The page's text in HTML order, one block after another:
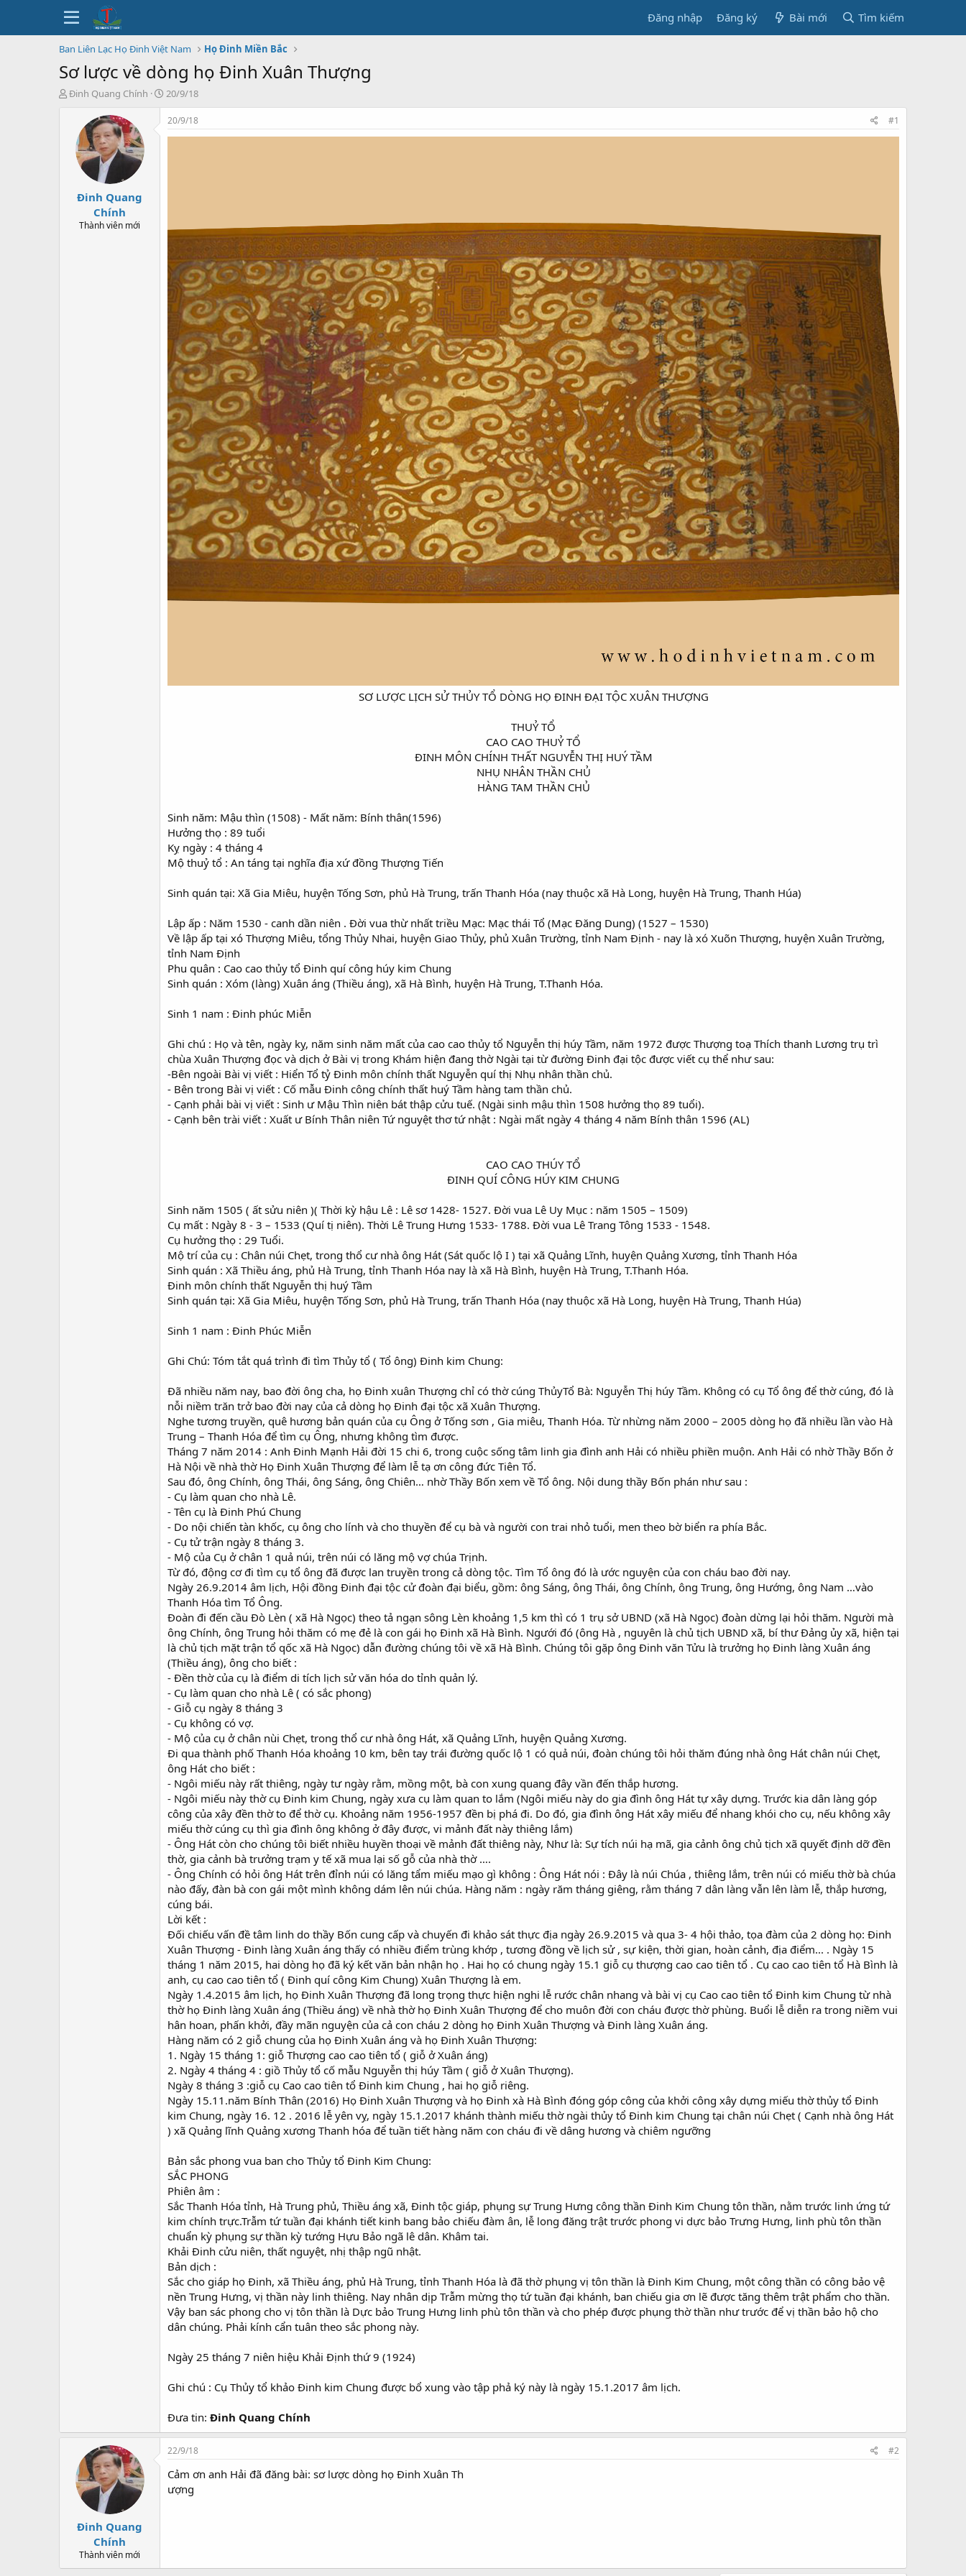
Đăng nhập Đăng ký Bài mới Tìm kiếm
Ban Liên Lạc Họ Đinh Việt Nam Họ Đinh Miền Bắc
Sơ lược về dòng họ Đinh Xuân Thượng
T
Đinh Quang Chính
N
g
à
20/9/18
Đinh Quang
Chính
Thành viên mới
20/9/18 #1
SƠ LƯỢC LỊCH SỬ THỦY TỔ DÒNG HỌ ĐINH ĐẠI TỘC XUÂN THƯỢNG​
THUỶ TỔ​
CAO CAO THUỶ TỔ​
ĐINH MÔN CHÍNH THẤT NGUYỄN THỊ HUÝ TẦM​
NHỤ NHÂN THẦN CHỦ​
HÀNG TAM THẦN CHỦ​
Sinh năm: Mậu thìn (1508) - Mất năm: Bính thân(1596)
Hưởng thọ : 89 tuổi
Kỵ ngày : 4 tháng 4
Mộ thuỷ tổ : An táng tại nghĩa địa xứ đồng Thượng Tiến
Sinh quán tại: Xã Gia Miêu, huyện Tống Sơn, phủ Hà Trung, trấn Thanh Hóa (nay thuộc xã Hà Long, huyện Hà Trung, Thanh Húa)
Lập ấp : Năm 1530 - canh dần niên . Đời vua thừ nhất triều Mạc: Mạc thái Tổ (Mạc Đăng Dung) (1527 – 1530)
Về lập ấp tại xó Thượng Miêu, tổng Thủy Nhai, huyện Giao Thủy, phủ Xuân Trường, tỉnh Nam Định - nay là xó Xuõn Thượng, huyện Xuân Trường,
tỉnh Nam Định
Phu quân : Cao cao thủy tổ Đinh quí công húy kim Chung
Sinh quán : Xóm (làng) Xuân áng (Thiều áng), xã Hà Bình, huyện Hà Trung, T.Thanh Hóa.
Sinh 1 nam : Đinh phúc Miễn
Ghi chú : Họ và tên, ngày kỵ, năm sinh năm mất của cao cao thủy tổ Nguyễn thị húy Tầm, năm 1972 được Thượng toạ Thích thanh Lương trụ trì
chùa Xuân Thượng đọc và dịch ở Bài vị trong Khám hiện đang thờ Ngài tại từ đường Đinh đại tộc được viết cụ thể như sau:
-Bên ngoài Bài vị viết : Hiển Tổ tỷ Đinh môn chính thất Nguyễn quí thị Nhụ nhân thần chủ.
- Bên trong Bài vị viết : Cố mẫu Đinh công chính thất huý Tầm hàng tam thần chủ.
- Cạnh phải bài vị viết : Sinh ư Mậu Thìn niên bát thập cửu tuế. (Ngài sinh mậu thìn 1508 hưởng thọ 89 tuổi).
- Cạnh bên trài viết : Xuất ư Bính Thân niên Tứ nguyệt thơ tứ nhật : Ngài mất ngày 4 tháng 4 năm Bính thân 1596 (AL)
CAO CAO THÚY TỔ​
ĐINH QUÍ CÔNG HÚY KIM CHUNG​
Sinh năm 1505 ( ất sửu niên )( Thời kỳ hậu Lê : Lê sơ 1428- 1527. Đời vua Lê Uy Mục : năm 1505 – 1509)
Cụ mất : Ngày 8 - 3 – 1533 (Quí tị niên). Thời Lê Trung Hưng 1533- 1788. Đời vua Lê Trang Tông 1533 - 1548.
Cụ hưởng thọ : 29 Tuổi.
Mộ trí của cụ : Chân núi Chẹt, trong thổ cư nhà ông Hát (Sát quốc lộ I ) tại xã Quảng Lĩnh, huyện Quảng Xương, tỉnh Thanh Hóa
Sinh quán : Xã Thiều áng, phủ Hà Trung, tỉnh Thanh Hóa nay là xã Hà Bình, huyện Hà Trung, T.Thanh Hóa.
Đinh môn chính thất Nguyễn thị huý Tầm
Sinh quán tại: Xã Gia Miêu, huyện Tống Sơn, phủ Hà Trung, trấn Thanh Hóa (nay thuộc xã Hà Long, huyện Hà Trung, Thanh Húa)
Sinh 1 nam : Đinh Phúc Miễn
Ghi Chú: Tóm tắt quá trình đi tìm Thủy tổ ( Tổ ông) Đinh kim Chung:
Đã nhiều năm nay, bao đời ông cha, họ Đinh xuân Thượng chỉ có thờ cúng ThủyTổ Bà: Nguyễn Thị húy Tầm. Không có cụ Tổ ông để thờ cúng, đó là
nỗi niềm trăn trở bao đời nay của cả dòng họ Đinh đại tộc xã Xuân Thượng.
Nghe tương truyền, quê hương bản quán của cụ Ông ở Tống sơn , Gia miêu, Thanh Hóa. Từ nhừng năm 2000 – 2005 dòng họ đã nhiều lần vào Hà
Trung – Thanh Hóa để tìm cụ Ông, nhưng không tìm được.
Tháng 7 năm 2014 : Anh Đinh Mạnh Hải đời 15 chi 6, trong cuộc sống tâm linh gia đình anh Hải có nhiều phiền muộn. Anh Hải có nhờ Thầy Bốn ở
Hà Nội về nhà thờ Họ Đinh Xuân Thượng để làm lễ tạ ơn công đức Tiên Tổ.
Sau đó, ông Chính, ông Thái, ông Sáng, ông Chiên… nhờ Thầy Bốn xem về Tổ ông. Nội dung thầy Bốn phán như sau :
- Cụ làm quan cho nhà Lê.
- Tên cụ là Đinh Phú Chung
- Do nội chiến tàn khốc, cụ ông cho lính và cho thuyền để cụ bà và người con trai nhỏ tuổi, men theo bờ biển ra phía Bắc.
- Cụ tử trận ngày 8 tháng 3.
- Mộ của Cụ ở chân 1 quả núi, trên núi có lăng mộ vợ chúa Trịnh.
Từ đó, động cơ đi tìm cụ tổ ông đã được lan truyền trong cả dòng tộc. Tìm Tổ ông đó là ước nguyện của con cháu bao đời nay.
Ngày 26.9.2014 âm lịch, Hội đồng Đinh đại tộc cử đoàn đại biểu, gồm: ông Sáng, ông Thái, ông Chính, ông Trung, ông Hướng, ông Nam …vào
Thanh Hóa tìm Tổ Ông.
Đoàn đi đến cầu Đò Lèn ( xã Hà Ngọc) theo tả ngạn sông Lèn khoảng 1,5 km thì có 1 trụ sở UBND (xã Hà Ngọc) đoàn dừng lại hỏi thăm. Người mà
ông Chính, ông Trung hỏi thăm có mẹ đẻ là con gái họ Đinh xã Hà Bình. Ngưới đó (ông Hà , nguyên là chủ tịch UBND xã, bí thư Đảng ủy xã, hiện tại
là chủ tịch mặt trận tổ qốc xã Hà Ngọc) dẫn đường chúng tôi về xã Hà Bình. Chúng tôi gặp ông Đinh văn Tửu là trưởng họ Đinh làng Xuân áng
(Thiều áng), ông cho biết :
- Đền thờ của cụ là điểm di tích lịch sử văn hóa do tỉnh quản lý.
- Cụ làm quan cho nhà Lê ( có sắc phong)
- Giỗ cụ ngày 8 tháng 3
- Cụ không có vợ.
- Mộ của cụ ở chân nùi Chẹt, trong thổ cư nhà ông Hát, xã Quảng Lĩnh, huyện Quảng Xương.
Đi qua thành phố Thanh Hóa khoảng 10 km, bên tay trái đường quốc lộ 1 có quả núi, đoàn chúng tôi hỏi thăm đúng nhà ông Hát chân núi Chẹt,
ông Hát cho biết :
- Ngôi miếu này rất thiêng, ngày tư ngày rằm, mồng một, bà con xung quang đây vần đến thắp hương.
- Ngôi miếu này thờ cụ Đinh kim Chung, ngày xưa cụ làm quan to lắm (Ngôi miếu này do gia đình ông Hát tự xây dựng. Trước kia dân làng góp
công của xây đền thờ to để thờ cụ. Khoảng năm 1956-1957 đền bị phá đi. Do đó, gia đình ông Hát xây miếu để nhang khói cho cụ, nếu không xây
miếu thờ cúng cụ thì gia đình ông không ở đây được, vi mảnh đất này thiêng lắm)
- Ông Hát còn cho chúng tôi biết nhiều huyền thoại về mảnh đất thiêng này, Như là: Sự tích núi hạ mã, gia cảnh ông chủ tịch xã quyết định dỡ đền
thờ, gia cảnh bà trưởng trạm y tế xã mua lại số gỗ của nhà thờ ….
- Ông Chính có hỏi ông Hát trên đỉnh núi có lăng tẩm miếu mạo gì không : Ông Hát nói : Đây là núi Chúa , thiêng lắm, trên núi có miếu thờ bà chúa
nào đấy, đàn bà con gái một mình không dám lên núi chúa. Hàng năm : ngày răm tháng giêng, rằm tháng 7 dân làng vẫn lên làm lễ, thắp hương,
cúng bái.
Lời kết :
Đối chiếu vấn đề tâm linh do thầy Bốn cung cấp và chuyến đi khảo sát thực địa ngày 26.9.2015 và qua 3- 4 hội thảo, tọa đàm của 2 dòng họ: Đinh
Xuân Thượng - Đinh làng Xuân áng thấy có nhiều điểm trùng khớp , tương đồng về lịch sử , sự kiện, thời gian, hoàn cảnh, địa điểm... . Ngày 15
tháng 1 năm 2015, hai dòng họ đã ký kết văn bản nhận họ . Hai họ có chung ngày 15.1 giỗ cụ thượng cao cao tiên tổ . Cụ cao cao tiên tổ Hà Bình là
anh, cụ cao cao tiên tổ ( Đinh quí công Kim Chung) Xuân Thượng là em.
Ngày 1.4.2015 âm lịch, họ Đinh Xuân Thượng đã long trọng thực hiện nghi lễ rước chân nhang và bài vị cụ Cao cao tiên tổ Đinh kim Chung từ nhà
thờ họ Đinh làng Xuân áng (Thiều áng) về nhà thờ họ Đinh Xuân Thượng để cho muôn đời con cháu được thờ phùng. Buổi lễ diễn ra trong niềm vui
hân hoan, phấn khởi, đầy mãn nguyện của cả con cháu 2 dòng họ Đinh Xuân Thượng và Đinh làng Xuân áng.
Hàng năm có 2 giỗ chung của họ Đinh Xuân áng và họ Đinh Xuân Thượng:
1. Ngày 15 tháng 1: giỗ Thượng cao cao tiên tổ ( giỗ ở Xuân áng)
2. Ngày 4 tháng 4 : giồ Thủy tổ cố mẫu Nguyễn thị húy Tầm ( giỗ ở Xuân Thượng).
Ngày 8 tháng 3 :giỗ cụ Cao cao tiên tổ Đinh kim Chung , hai họ giỗ riêng.
Ngày 15.11.năm Bính Thân (2016) Họ Đinh Xuân Thượng và họ Đinh xà Hà Bình đóng góp công của khởi công xây dựng miếu thờ thủy tổ Đinh
kim Chung, ngày 16. 12 . 2016 lễ yên vỵ, ngày 15.1.2017 khánh thành miếu thờ ngài thủy tổ Đinh kim Chung tại chân núi Chẹt ( Cạnh nhà ông Hát
) xã Quảng lĩnh Quảng xương Thanh hóa để tuần tiết hàng năm con cháu đi về dâng hương và chiêm ngưỡng
Bản sắc phong vua ban cho Thủy tổ Đinh Kim Chung:
SẮC PHONG
Phiên âm :
Sắc Thanh Hóa tỉnh, Hà Trung phủ, Thiều áng xã, Đinh tộc giáp, phụng sự Trung Hưng công thần Đinh Kim Chung tôn thần, nằm trước linh ứng tứ
kim chính trực.Trẫm tứ tuần đại khánh tiết kinh bang bảo chiếu đàm ân, lễ long đăng trật trước phong vi dực bảo Trưng Hưng, linh phù tôn thần
chuẩn kỳ phụng sự thần kỳ tướng Hựu Bảo ngã lê dân. Khâm tai.
Khải Đinh cửu niên, thất nguyệt, nhị thập ngũ nhật.
Bản dịch :
Sắc cho giáp họ Đinh, xã Thiều áng, phủ Hà Trung, tỉnh Thanh Hóa là đã thờ phụng vị tôn thần là Đinh Kim Chung, một công thần có công bảo vệ
nền Trung Hưng, vị thần này linh thiêng. Nay nhân dịp Trẫm mừng thọ tứ tuần đại khánh, ban chiếu gia ơn lẽ được tăng thêm trật phẩm cho thần.
Vậy ban sác phong cho vị tôn thần là Dực bảo Trung Hưng linh phù tôn thần và cho phép được phụng thờ thần như trước để vị thần bảo hộ cho
dân chúng. Phải kính cẩn tuân theo sắc phong này.
Ngày 25 tháng 7 niên hiệu Khải Định thứ 9 (1924)
Ghi chú : Cụ Thủy tổ khảo Đinh kim Chung được bổ xung vào tập phả ký này là ngày 15.1.2017 âm lịch.
Đưa tin: Đinh Quang Chính
Đinh Quang
Chính
Thành viên mới
22/9/18 #2
Cảm ơn anh Hải đã đăng bài: sơ lược dòng họ Đinh Xuân Th
ượng